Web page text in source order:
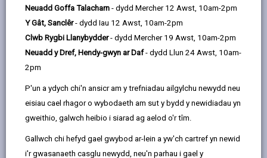
Neuadd Goffa Talacharn - dydd Mercher 12 Awst, 10am-2pm
Y Gât, Sanclêr- dydd Iau 12 Awst, 10am-2pm
Clwb Rygbi Llanybydder- dydd Mercher 19 Awst, 10am-2pm
Neuadd y Dref, Hendy-gwyn ar Daf- dydd Llun 24 Awst, 10am-
2pm
P'un a ydych chi'n ansicr am y trefniadau ailgylchu newydd neu
eisiau cael rhagor o wybodaeth am sut y bydd y newidiadau yn
gweithio, galwch heibio i siarad ag aelod o'r tîm.
Gallwch chi hefyd gael gwybod ar-lein a yw'ch cartref yn newid
i'r gwasanaeth casglu newydd, neu'n parhau i gael y
opens
in
a
new
(Twitter),
in
a
opens
a
new
Grefydd, Gwerthoedd a Moeseg (CYSCGM). Ei brif
bwrpas yw cynghori'r awdurdod lleol ar faterion sy'n
ymwneud â Chrefydd, Gwerthoedd a Moeseg (CGM)
a'r weithred addoli ar y cyd dyddiol mewn ysgolion.
Mae pob CYSCGM yn sicrhau y cyflwynir CGM a'r
wrthrychol, feirniadol a lluosog, gan adlewyrchu
safbwyntiau byd-eang crefyddol ac anghrefyddol.
Grŵp A: Cynrychiolwyr enwadau Cristnogol a